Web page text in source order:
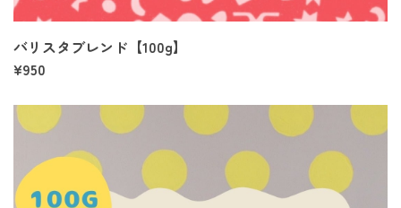
バリスタブレンド【100g】
¥950